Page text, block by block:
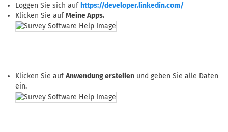
Loggen Sie sich auf https://developer.linkedin.com/
Klicken Sie aufMeine Apps.
Klicken Sie aufAnwendung erstellen und geben Sie alle Daten
ein.